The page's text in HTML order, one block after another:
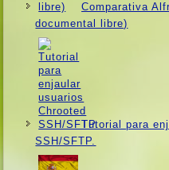
Comparativa
documental libre)
Tutorial para
SSH/SFTP.